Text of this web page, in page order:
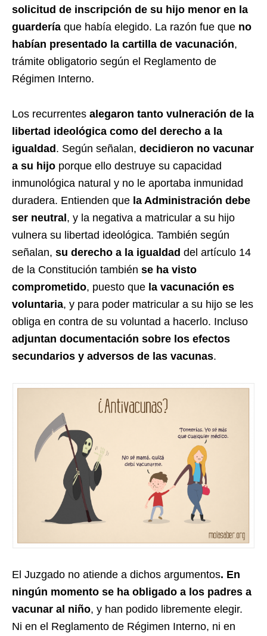
solicitud de inscripción de su hijo menor en la
guardería que había elegido. La razón fue que no
habían presentado la cartilla de vacunación,
trámite obligatorio según el Reglamento de
Régimen Interno.
Los recurrentes alegaron tanto vulneración de la
libertad ideológica como del derecho a la
igualdad. Según señalan, decidieron no vacunar
a su hijo porque ello destruye su capacidad
inmunológica natural y no le aportaba inmunidad
duradera. Entienden que la Administración debe
ser neutral, y la negativa a matricular a su hijo
vulnera su libertad ideológica. También según
señalan, su derecho a la igualdad del artículo 14
de la Constitución también se ha visto
comprometido, puesto que la vacunación es
voluntaria, y para poder matricular a su hijo se les
obliga en contra de su voluntad a hacerlo. Incluso
adjuntan documentación sobre los efectos
secundarios y adversos de las vacunas.
El Juzgado no atiende a dichos argumentos. En
ningún momento se ha obligado a los padres a
vacunar al niño, y han podido libremente elegir.
Ni en el Reglamento de Régimen Interno, ni en